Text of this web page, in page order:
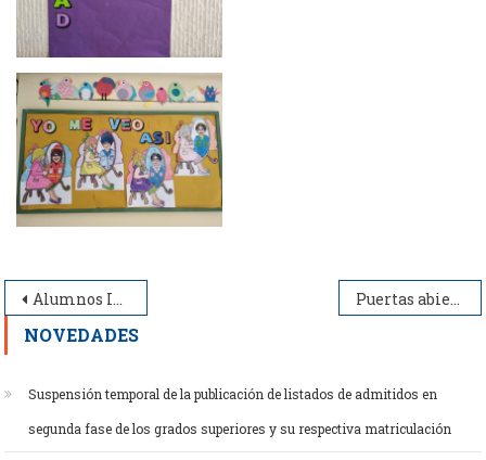
Navegación
de
entradas
Alumnos Inscritos en Pruebas de Acceso Ciclos Formativos por Comisión Puertas abiertas
NOVEDADES
Suspensión temporal de la publicación de listados de admitidos en
segunda fase de los grados superiores y su respectiva matriculación